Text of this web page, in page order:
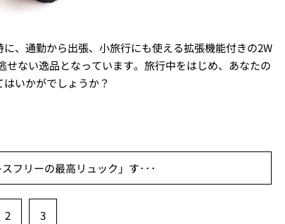
、通勤から出張、小旅行にも使える拡張機能付きの2W
ない逸品となっています。旅行中をはじめ、あなたの
いかがでしょうか？
フリーの最高リュック」す･･･
2 3